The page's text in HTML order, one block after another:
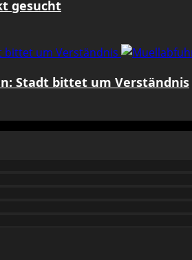
gesucht
bittet um Verständnis
Stadt bittet um Verständnis